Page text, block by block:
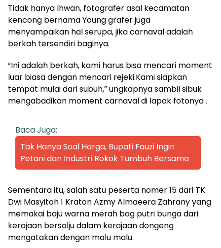
Tidak hanya Ihwan, fotografer asal kecamatan
kencong bernama Young grafer juga
menyampaikan hal serupa, jika carnaval adalah
berkah tersendiri baginya.
“Ini adalah berkah, kami harus bisa mencari moment
luar biasa dengan mencari rejeki.Kami siapkan
tempat mulai dari subuh,” ungkapnya sambil sibuk
mengabadikan moment carnaval di lapak fotonya .
Baca Juga:
Tak Hanya Soal Harga, Bupati Fauzi Ingin
Petani dan Industri Rokok Tumbuh Bersama
Sementara itu, salah satu peserta nomer 15 dari TK
Dwi Masyitoh 1 Kraton Azmy Almaeera Zahrany yang
memakai baju warna merah bag putri bunga dari
kerajaan bersalju dalam kerajaan dongeng
mengatakan dengan malu malu.